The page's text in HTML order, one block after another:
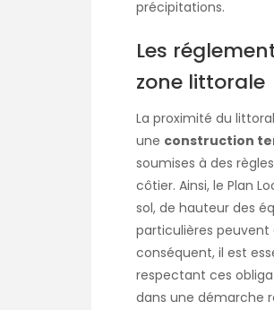
précipitations.
Les
zone littorale
La proximité du
une construction
soumises à des
côtier. Ainsi, le Plan
sol, de hauteur des
particulières peuvent
conséquent, il est
respectant ces
dans une démarche